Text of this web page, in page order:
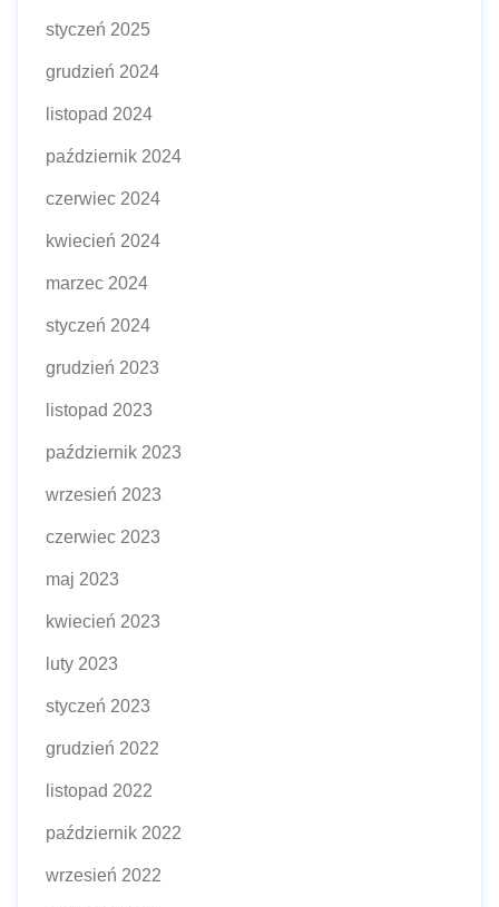
styczeń 2025
grudzień 2024
listopad 2024
październik 2024
czerwiec 2024
kwiecień 2024
marzec 2024
styczeń 2024
grudzień 2023
listopad 2023
październik 2023
wrzesień 2023
czerwiec 2023
maj 2023
kwiecień 2023
luty 2023
styczeń 2023
grudzień 2022
listopad 2022
październik 2022
wrzesień 2022